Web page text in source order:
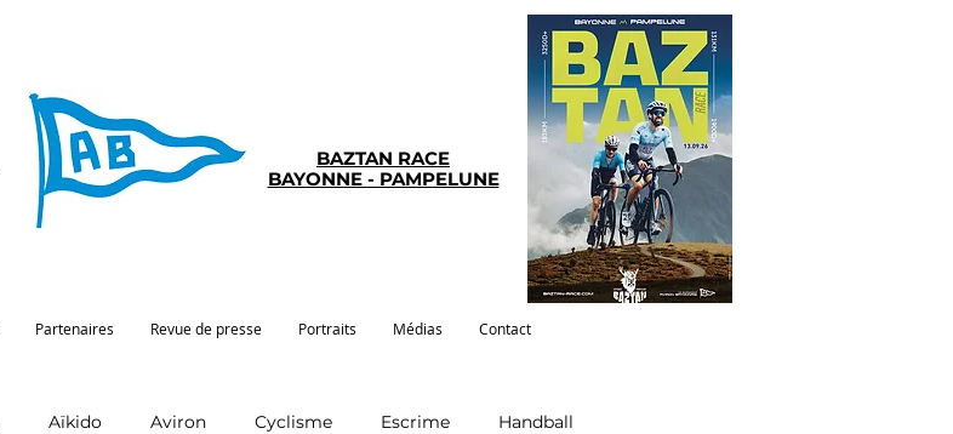
BAZTAN RACE
BAYONNE - PAMPELUNE
Partenaires Revue de presse Portraits Médias Contact
Aïkido Aviron Cyclisme Escrime Handball